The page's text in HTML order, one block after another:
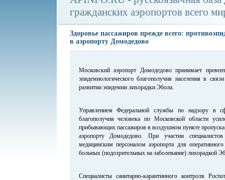
гражданских аэропортов всего
Здоровье пассажиров прежде всего:
в аэропорту Домодедово
Московский аэропорт Домодедово принимает
эпидемиологического благополучия населения в
развитии эпидемии лихорадки Эбола.
Управлением Федеральной службы по надзору в
благополучия человека по Московской области
прибывающих пассажиров в воздушном пункте
аэропорту Домодедово. При участии
медицинским персоналом аэропорта для
больных (подозрительных на заболевание) лихорадкой
Специалисты санитарно-карантинного контроля